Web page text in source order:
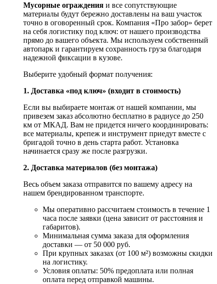
Мусорные ограждения и все сопутствующие
материалы будут бережно доставлены на ваш участок
точно в оговоренный срок. Компания «Про забор» берет
на себя логистику под ключ: от нашего производства
прямо до вашего объекта. Мы используем собственный
автопарк и гарантируем сохранность груза благодаря
надежной фиксации в кузове.
Выберите удобный формат получения:
1. Доставка «под ключ» (входит в стоимость)
Если вы выбираете монтаж от нашей компании, мы
привезем заказ абсолютно бесплатно в радиусе до 250
км от МКАД. Вам не придется ничего координировать:
все материалы, крепеж и инструмент приедут вместе с
бригадой точно в день старта работ. Установка
начинается сразу же после разгрузки.
2. Доставка материалов (без монтажа)
Весь объем заказа отправится по вашему адресу на
нашем брендированном транспорте.
Мы оперативно рассчитаем стоимость в течение 1
часа после заявки (цена зависит от расстояния и
габаритов).
Минимальная сумма заказа для оформления
доставки — от 50 000 руб.
При крупных заказах (от 100 м²) возможны скидки
на логистику.
Условия оплаты: 50% предоплата или полная
оплата перед отправкой машины.